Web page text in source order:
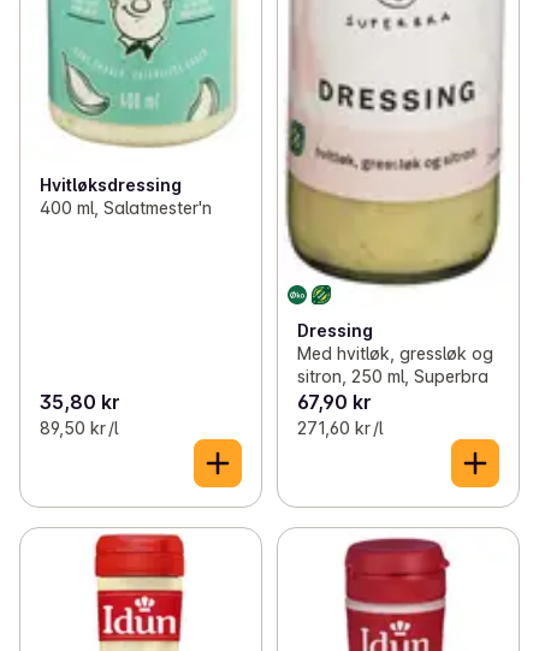
Hvitløksdressing
400 ml, Salatmester'n
35,80 kr
89,50 kr /l
Dressing
Med hvitløk, gressløk og
sitron, 250 ml, Superbra
67,90 kr
271,60 kr /l